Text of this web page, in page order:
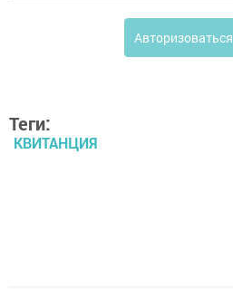
Авторизоваться
Теги:
КВИТАНЦИЯ